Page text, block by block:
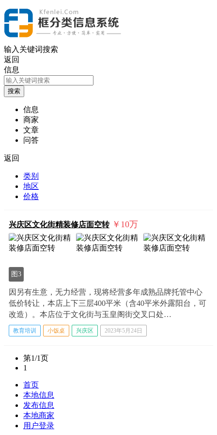
输入关键词搜索
返回
信息
信息
商家
文章
问答
返回
类别
地区
价格
兴庆区文化街精装修店面空转 ￥10万
图3
因另有生意，无力经营，现将经营多年成熟品牌托管中心
低价转让，本店上下三层400平米（含40平米外露阳台，可
改造）。本店位于文化街与玉皇阁街交叉口处…
教育培训 小饭桌 兴庆区 2023年5月24日
第1/1页
1
首页
本地信息
发布信息
本地商家
用户登录